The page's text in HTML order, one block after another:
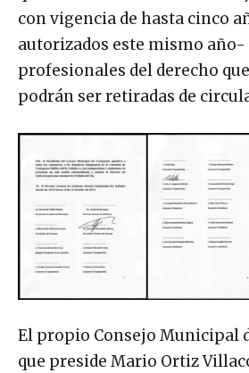
con vigencia de hasta cinco
autorizados este mismo año-
profesionales del derecho
podrán ser retiradas de
El propio Consejo Municipal
que preside Mario Ortiz